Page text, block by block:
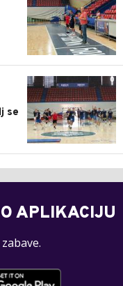
0
se
APLIKACIJU